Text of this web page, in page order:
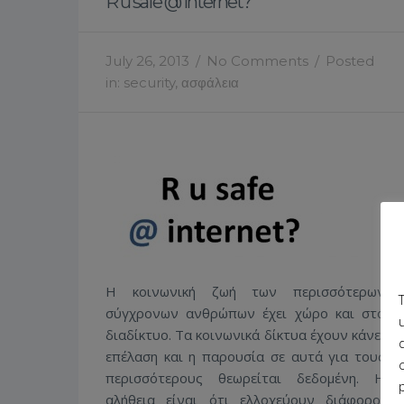
July 26, 2013 / No Comments / Posted
in: security, ασφάλεια
Η κοινωνική ζωή των περισσότερων
σύγχρονων ανθρώπων έχει χώρο και στο
διαδίκτυο. Τα κοινωνικά δίκτυα έχουν κάνει
επέλαση και η παρουσία σε αυτά για τους
περισσότερους θεωρείται δεδομένη. Η
αλήθεια είναι ότι ελλοχεύουν διάφοροι